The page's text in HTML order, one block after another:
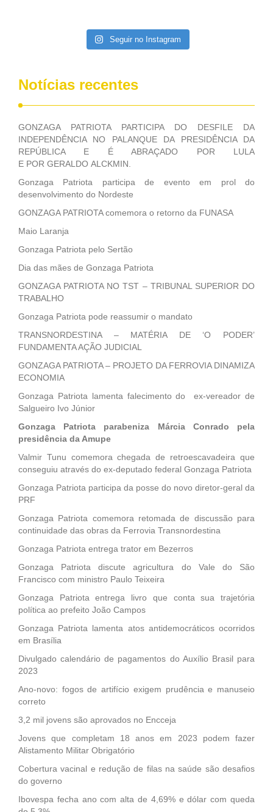
Seguir no Instagram
Notícias recentes
GONZAGA PATRIOTA PARTICIPA DO DESFILE DA
INDEPENDÊNCIA NO PALANQUE DA PRESIDÊNCIA DA
REPÚBLICA E É ABRAÇADO POR LULA
E POR GERALDO ALCKMIN.
Gonzaga Patriota participa de evento em prol do
desenvolvimento do Nordeste
GONZAGA PATRIOTA comemora o retorno da FUNASA
Maio Laranja
Gonzaga Patriota pelo Sertão
Dia das mães de Gonzaga Patriota
GONZAGA PATRIOTA NO TST – TRIBUNAL SUPERIOR DO
TRABALHO
Gonzaga Patriota pode reassumir o mandato
TRANSNORDESTINA – MATÉRIA DE ‘O PODER’
FUNDAMENTA AÇÃO JUDICIAL
GONZAGA PATRIOTA – PROJETO DA FERROVIA DINAMIZA
ECONOMIA
Gonzaga Patriota lamenta falecimento do ex-vereador de
Salgueiro Ivo Júnior
Gonzaga Patriota parabeniza Márcia Conrado pela
presidência da Amupe
Valmir Tunu comemora chegada de retroescavadeira que
conseguiu através do ex-deputado federal Gonzaga Patriota
Gonzaga Patriota participa da posse do novo diretor-geral da
PRF
Gonzaga Patriota comemora retomada de discussão para
continuidade das obras da Ferrovia Transnordestina
Gonzaga Patriota entrega trator em Bezerros
Gonzaga Patriota discute agricultura do Vale do São
Francisco com ministro Paulo Teixeira
Gonzaga Patriota entrega livro que conta sua trajetória
política ao prefeito João Campos
Gonzaga Patriota lamenta atos antidemocráticos ocorridos
em Brasília
Divulgado calendário de pagamentos do Auxílio Brasil para
2023
Ano-novo: fogos de artifício exigem prudência e manuseio
correto
3,2 mil jovens são aprovados no Encceja
Jovens que completam 18 anos em 2023 podem fazer
Alistamento Militar Obrigatório
Cobertura vacinal e redução de filas na saúde são desafios
do governo
Ibovespa fecha ano com alta de 4,69% e dólar com queda